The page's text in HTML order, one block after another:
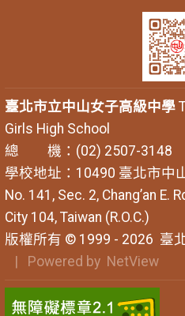
臺北市立中山女子高級中學
Girls High School
總 機：(02) 2507-3148
學校地址：10490 臺北市中
No. 141, Sec. 2, Chang’an E.
City 104, Taiwan (R.O.C.)
版權所有 © 1999 - 2026 臺
| Powered by NetView